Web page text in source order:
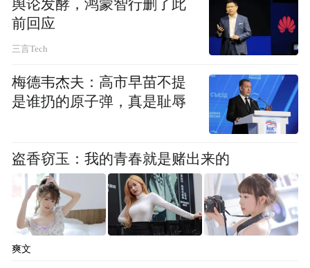
醒未来发展指明方向，“我们可以想象未来的
五年到十五年，都是非常好的机遇期。”
敢想、敢做、敢担当
“每战胜一次困难，都会踏上新的台阶。”每
己。
4年前，刚满28岁的吴雁姿决定要做“植物
肉”，用植物蛋白替代动物蛋白。寻找科研团
队、物色专业工厂、改善产品口味……没有
舆论发酵，鸿蒙智行删了此
前回应
三言Tech
梅德韦杰夫：高市早苗不提
是谁扔的原子弹，真是耻辱
盗香窃玉：我的青春就是赌出来的
爽文